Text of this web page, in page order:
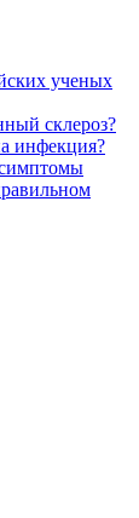
ученых
склероз?
инфекция?